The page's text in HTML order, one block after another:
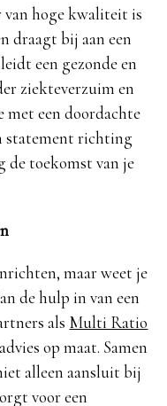
hoge kwaliteit is
draagt bij aan een
een gezonde en
ziekteverzuim en
een doordachte
statement richting
de toekomst van je
maar weet je
de hulp in van een
als Multi Ratio
op maat. Samen
alleen aansluit bij
voor een